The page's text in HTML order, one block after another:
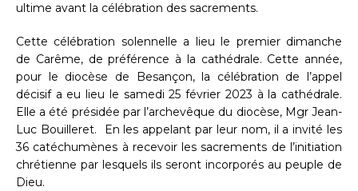
ultime avant la célébration des sacrements.
Cette célébration solennelle a lieu le premier dimanche
de Carême, de préférence à la cathédrale. Cette année,
pour le diocèse de Besançon, la célébration de l’appel
décisif a eu lieu le samedi 25 février 2023 à la cathédrale.
Elle a été présidée par l’archevêque du diocèse, Mgr Jean-
Luc Bouilleret. En les appelant par leur nom, il a invité les
36 catéchumènes à recevoir les sacrements de l’initiation
chrétienne par lesquels ils seront incorporés au peuple de
Dieu.